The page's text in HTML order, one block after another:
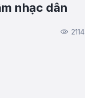
nhạc dân
2114